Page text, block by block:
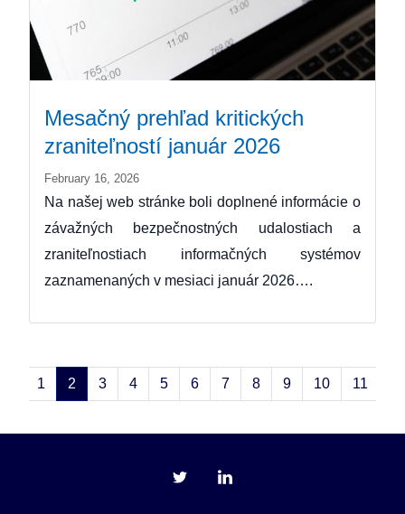
Mesačný prehľad kritických
zraniteľností január 2026
February 16, 2026
Na našej web stránke boli doplnené informácie o
závažných bezpečnostných udalostiach a
zraniteľnostiach informačných systémov
zaznamenaných v mesiaci január 2026….
1 2 3 4 5 6 7 8 9 10 11